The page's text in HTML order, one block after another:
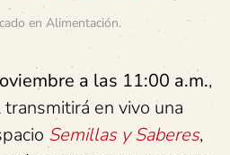
en Alimentación.
a las 11:00 a.m.,
transmitirá en vivo una
Semillas y Saberes,